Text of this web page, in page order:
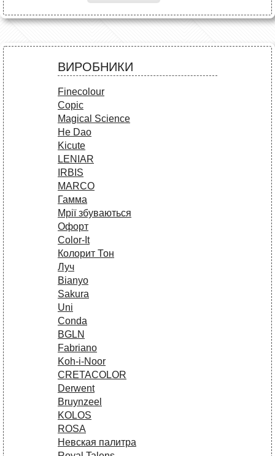
ВИРОБНИКИ
Finecolour
Copic
Magical Science
He Dao
Kicute
LENIAR
IRBIS
MARCO
Гамма
Мрії збуваються
Офорт
Сolor-It
Колорит Тон
Луч
Bianyo
Sakura
Uni
Conda
BGLN
Fabriano
Koh-i-Noor
CRETACOLOR
Derwent
Bruynzeel
KOLOS
ROSA
Невская палитра